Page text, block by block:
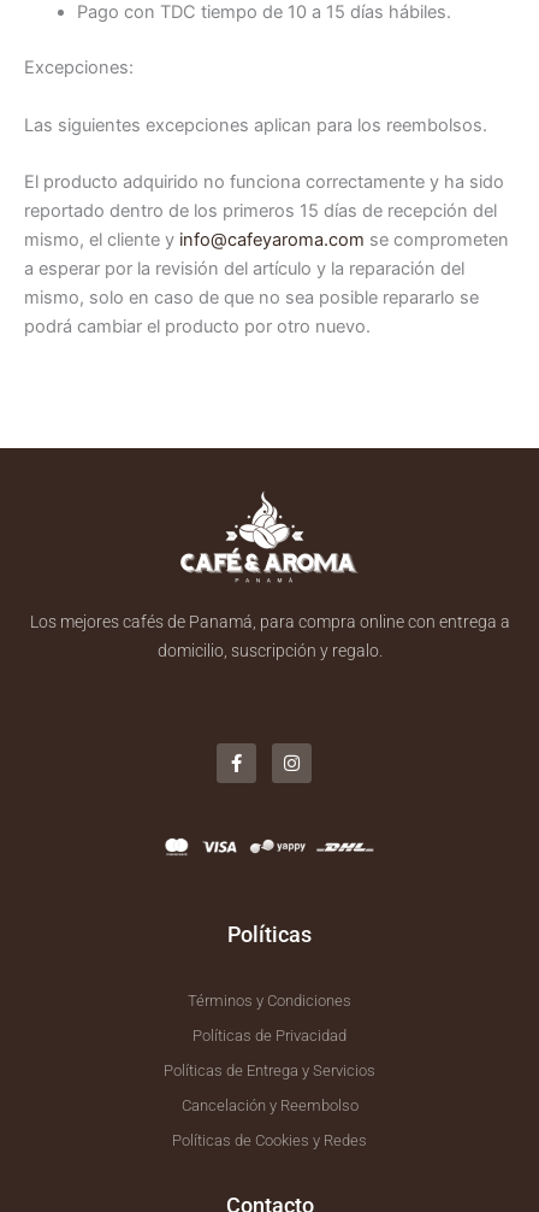
Pago con TDC tiempo de 10 a 15 días hábiles.
Excepciones:
Las siguientes excepciones aplican para los reembolsos.
El producto adquirido no funciona correctamente y ha sido
reportado dentro de los primeros 15 días de recepción del
mismo, el cliente y info@cafeyaroma.com se comprometen
a esperar por la revisión del artículo y la reparación del
mismo, solo en caso de que no sea posible repararlo se
podrá cambiar el producto por otro nuevo.
Los mejores cafés de Panamá, para compra online con entrega a
domicilio, suscripción y regalo.
a
c
e
o
k
n
s
t
a
Políticas
Términos y Condiciones
Políticas de Privacidad
Políticas de Entrega y Servicios
Cancelación y Reembolso
Políticas de Cookies y Redes
Contacto